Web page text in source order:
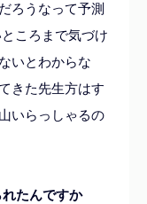
ろうなって予測
ころまで気づけ
いとわからな
きた先生方はす
いらっしゃるの
たんですか